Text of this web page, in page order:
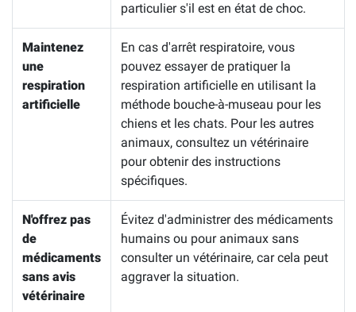
particulier s'il est en état de choc.
Maintenez
une
respiration
artificielle
En cas d'arrêt respiratoire, vous
pouvez essayer de pratiquer la
respiration artificielle en utilisant la
méthode bouche-à-museau pour les
chiens et les chats. Pour les autres
animaux, consultez un vétérinaire
pour obtenir des instructions
spécifiques.
N'offrez pas
de
médicaments
sans avis
vétérinaire
Évitez d'administrer des médicaments
humains ou pour animaux sans
consulter un vétérinaire, car cela peut
aggraver la situation.